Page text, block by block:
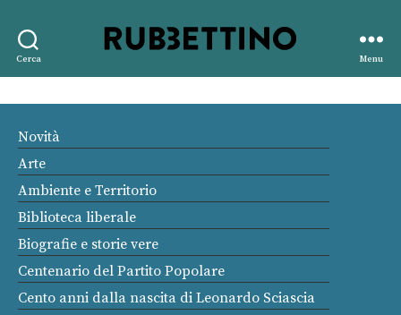
Cerca
editore
Menu
Novità
Arte
Ambiente e Territorio
Biblioteca liberale
Biografie e storie vere
Centenario del Partito Popolare
Cento anni dalla nascita di Leonardo Sciascia